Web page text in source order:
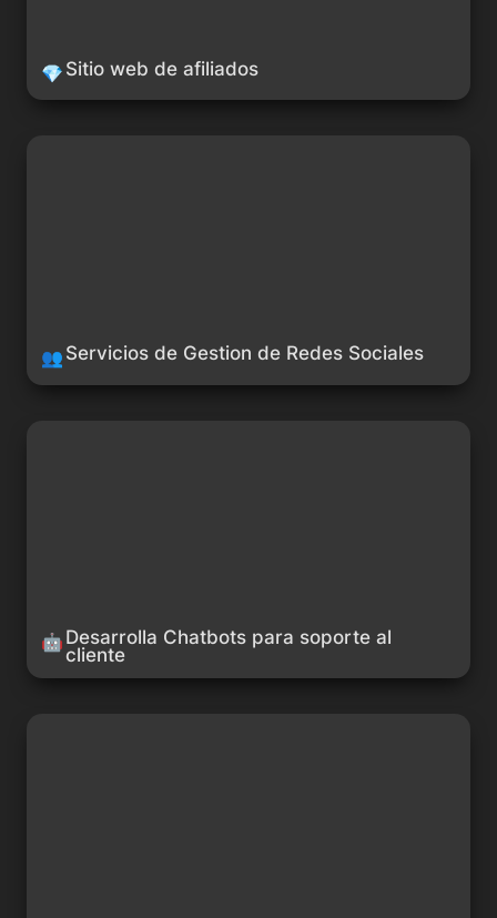
💎 Sitio web de afiliados
👥 Servicios de Gestion de Redes Sociales
🤖 Desarrolla Chatbots para soporte al
cliente